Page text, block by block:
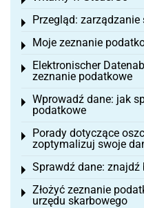
Przegląd:
Toggle menu
Moje zeznanie
Toggle menu
Elektronischer
zeznanie podatkowe
Toggle menu
Wprowadź dane: jak
podatkowe
Toggle menu
Porady dotyczące
zoptymalizuj swoje
Toggle menu
Sprawdź dane: znajdź
Toggle menu
Złożyć zeznanie
urzędu skarbowego
Toggle menu